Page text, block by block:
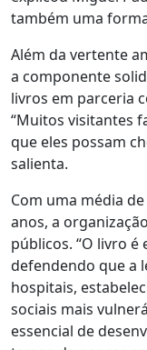
também uma
Além da vertente
a componente
livros em parceria
“Muitos visitantes
que eles possam
salienta.
Com uma média
anos, a
públicos. “O livro é
defendendo que a
hospitais,
sociais mais
essencial de